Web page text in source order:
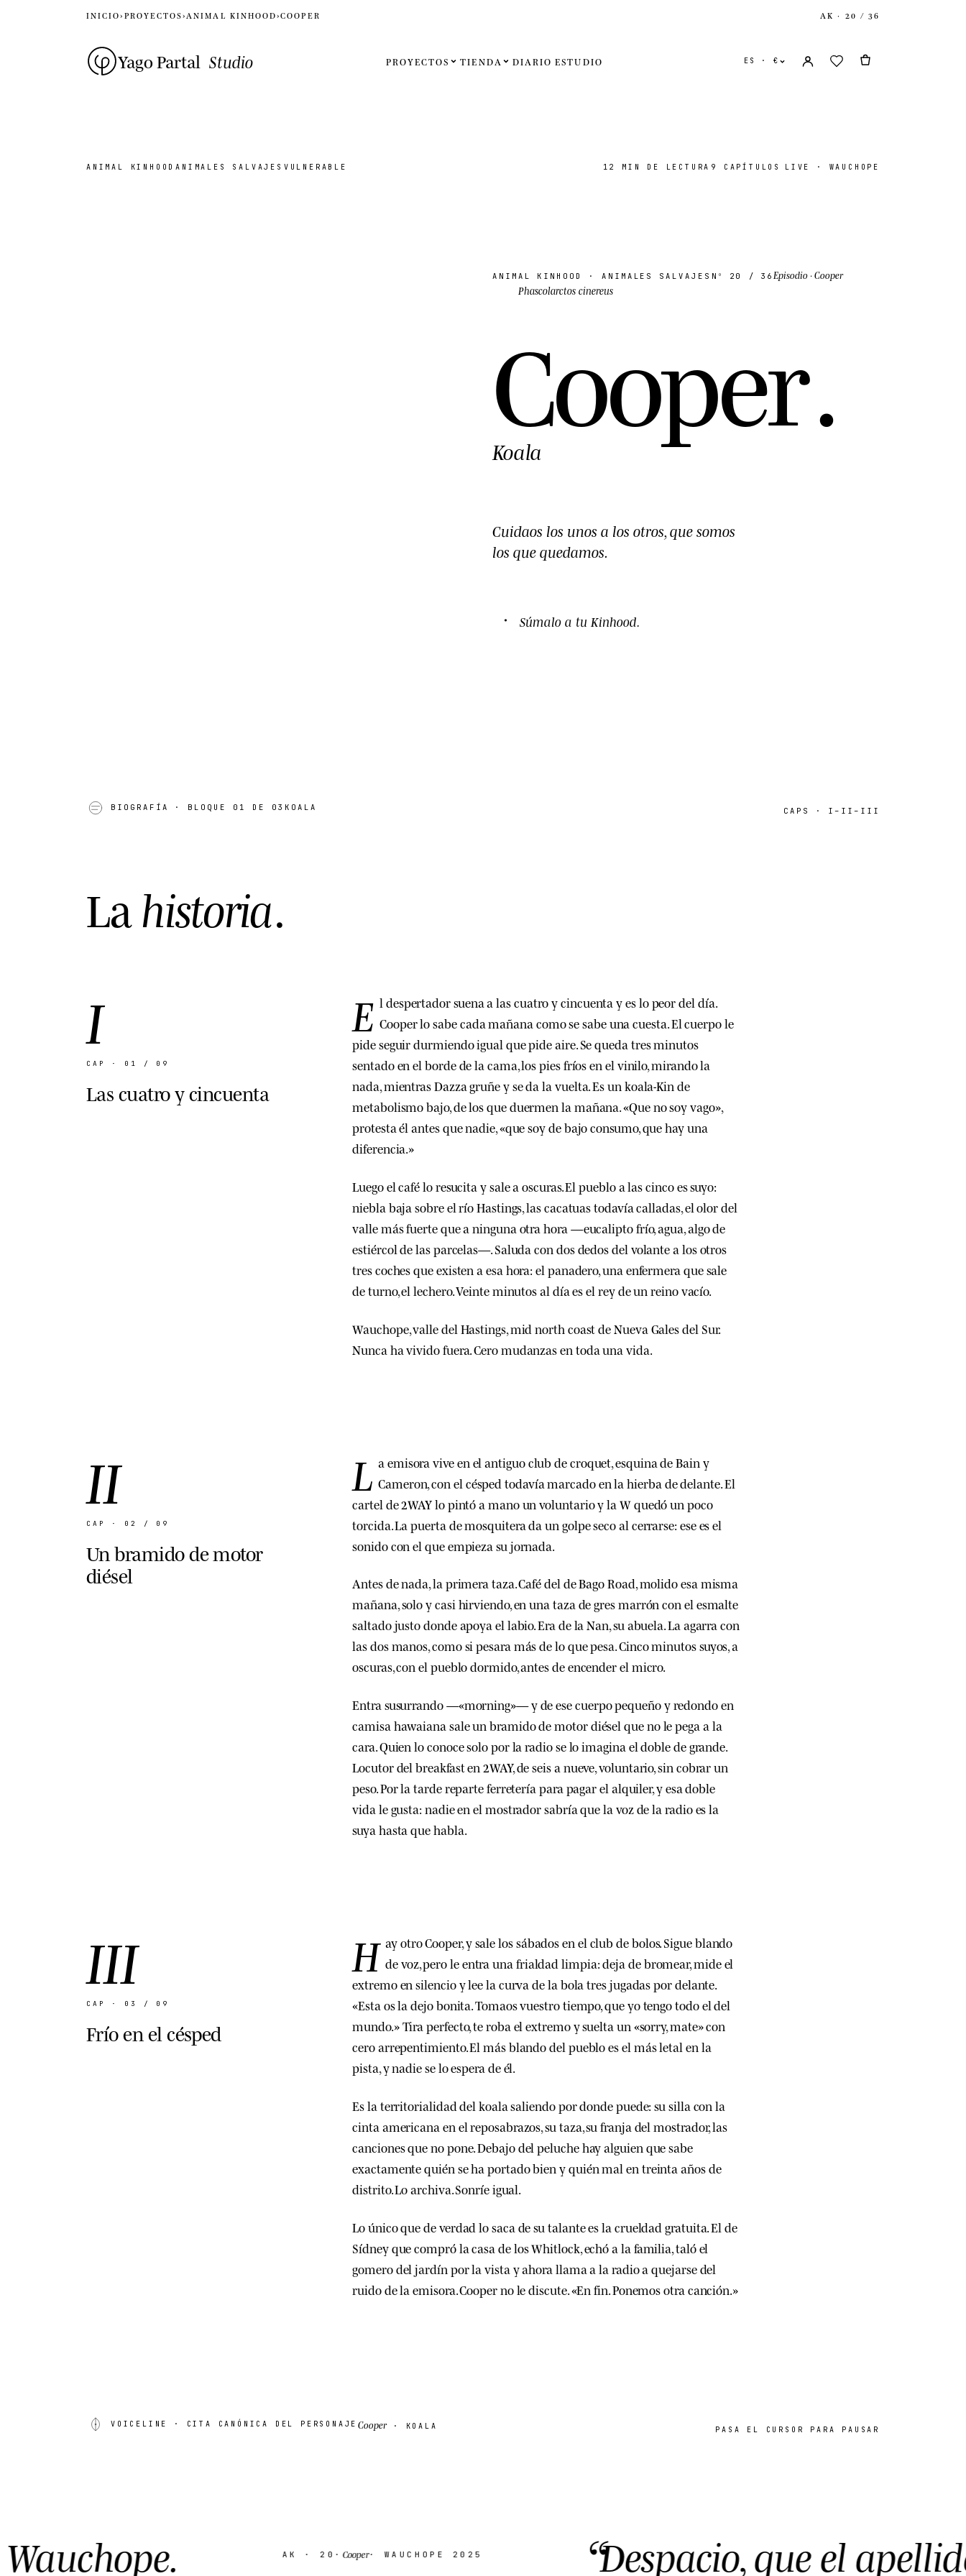
INICIO› PROYECTOS› ANIMAL KINHOOD›COOPER AK · 20 / 36
Yago Partal Studio PROYECTOS TIENDA DIARIO ESTUDIO ES · €
Internacional
ANIMAL KINHOOD ANIMALES SALVAJES VULNERABLE 12 MIN DE LECTURA 9 CAPÍTULOS LIVE · WAUCHOPE
ANIMAL KINHOOD · ANIMALES SALVAJES Nº 20 / 36 Episodio· Cooper
Phascolarctos cinereus
Cooper.
Koala
Cuidaos los unos a los otros, que somos
los que quedamos.
Súmalo a tu Kinhood.
BIOGRAFÍA · BLOQUE 01 DE 03 KOALA CAPS · I–II–III
La historia.
I
CAP · 01 / 09
Las cuatro y cincuenta
E l despertador suena a las cuatro y cincuenta y es lo peor del día.
Cooper lo sabe cada mañana como se sabe una cuesta. El cuerpo le
pide seguir durmiendo igual que pide aire. Se queda tres minutos
sentado en el borde de la cama, los pies fríos en el vinilo, mirando la
nada, mientras Dazza gruñe y se da la vuelta. Es un koala-Kin de
metabolismo bajo, de los que duermen la mañana. «Que no soy vago»,
protesta él antes que nadie, «que soy de bajo consumo, que hay una
diferencia.»
Luego el café lo resucita y sale a oscuras. El pueblo a las cinco es suyo:
niebla baja sobre el río Hastings, las cacatuas todavía calladas, el olor del
valle más fuerte que a ninguna otra hora —eucalipto frío, agua, algo de
estiércol de las parcelas—. Saluda con dos dedos del volante a los otros
tres coches que existen a esa hora: el panadero, una enfermera que sale
de turno, el lechero. Veinte minutos al día es el rey de un reino vacío.
Wauchope, valle del Hastings, mid north coast de Nueva Gales del Sur.
Nunca ha vivido fuera. Cero mudanzas en toda una vida.
II
CAP · 02 / 09
Un bramido de motor
diésel
L a emisora vive en el antiguo club de croquet, esquina de Bain y
Cameron, con el césped todavía marcado en la hierba de delante. El
cartel de 2WAY lo pintó a mano un voluntario y la W quedó un poco
torcida. La puerta de mosquitera da un golpe seco al cerrarse: ese es el
sonido con el que empieza su jornada.
Antes de nada, la primera taza. Café del de Bago Road, molido esa misma
mañana, solo y casi hirviendo, en una taza de gres marrón con el esmalte
saltado justo donde apoya el labio. Era de la Nan, su abuela. La agarra con
las dos manos, como si pesara más de lo que pesa. Cinco minutos suyos, a
oscuras, con el pueblo dormido, antes de encender el micro.
Entra susurrando —«morning»— y de ese cuerpo pequeño y redondo en
camisa hawaiana sale un bramido de motor diésel que no le pega a la
cara. Quien lo conoce solo por la radio se lo imagina el doble de grande.
Locutor del breakfast en 2WAY, de seis a nueve, voluntario, sin cobrar un
peso. Por la tarde reparte ferretería para pagar el alquiler, y esa doble
vida le gusta: nadie en el mostrador sabría que la voz de la radio es la
suya hasta que habla.
III
CAP · 03 / 09
Frío en el césped
H ay otro Cooper, y sale los sábados en el club de bolos. Sigue blando
de voz, pero le entra una frialdad limpia: deja de bromear, mide el
extremo en silencio y lee la curva de la bola tres jugadas por delante.
«Esta os la dejo bonita. Tomaos vuestro tiempo, que yo tengo todo el del
mundo.» Tira perfecto, te roba el extremo y suelta un «sorry, mate» con
cero arrepentimiento. El más blando del pueblo es el más letal en la
pista, y nadie se lo espera de él.
Es la territorialidad del koala saliendo por donde puede: su silla con la
cinta americana en el reposabrazos, su taza, su franja del mostrador, las
canciones que no pone. Debajo del peluche hay alguien que sabe
exactamente quién se ha portado bien y quién mal en treinta años de
distrito. Lo archiva. Sonríe igual.
Lo único que de verdad lo saca de su talante es la crueldad gratuita. El de
Sídney que compró la casa de los Whitlock, echó a la familia, taló el
gomero del jardín por la vista y ahora llama a la radio a quejarse del
ruido de la emisora. Cooper no le discute. «En fin. Ponemos otra canción.»
VOICELINE · CITA CANÓNICA DEL PERSONAJE Cooper· KOALA PASA EL CURSOR PARA PAUSAR
AK · 20·Cooper· WAUCHOPE 2025 Despacio, que el apellido